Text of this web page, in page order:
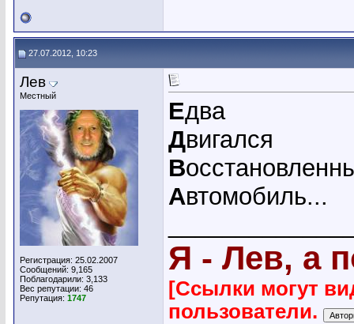
27.07.2012, 10:23
Лев
Местный
Регистрация: 25.02.2007
Сообщений: 9,165
Поблагодарили: 3,133
Вес репутации: 46
Репутация: 1747
Едва
Двигался
В
Автомобиль...
Я - Лев, а
[Ссылки могут
пользователи.